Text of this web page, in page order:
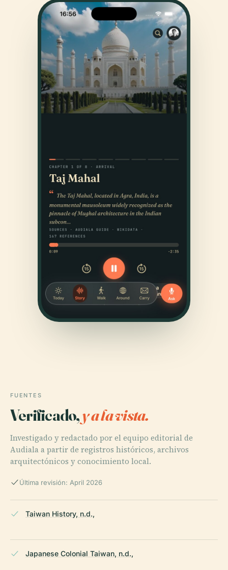
FUENTES
Verificado,y a la vista.
Investigado y redactado por el equipo editorial de
Audiala a partir de registros históricos, archivos
arquitectónicos y conocimiento local.
Última revisión: April 2026
Taiwan History, n.d.,
Japanese Colonial Taiwan, n.d.,